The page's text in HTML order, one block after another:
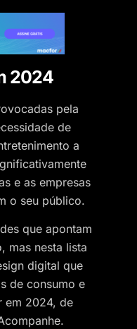
2024
pela
de
a
e as empresas
o seu público.
que apontam
mas nesta lista
digital que
de consumo e
em 2024, de